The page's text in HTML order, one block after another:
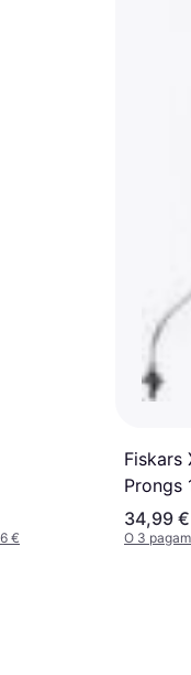
€
Fiskars
Prongs
34,99 €
O 3